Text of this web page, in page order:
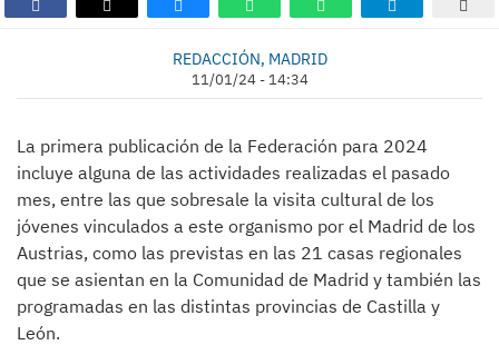
REDACCIÓN, MADRID
11/01/24 - 14:34
La primera publicación de la Federación para 2024
incluye alguna de las actividades realizadas el pasado
mes, entre las que sobresale la visita cultural de los
jóvenes vinculados a este organismo por el Madrid de los
Austrias, como las previstas en las 21 casas regionales
que se asientan en la Comunidad de Madrid y también las
programadas en las distintas provincias de Castilla y
León.